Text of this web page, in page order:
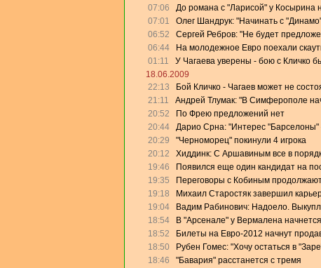
07:06
До романа с "Ларисой" у Косырина
07:01
Олег Шандрук: "Начинать с
06:52
Сергей Ребров: "Не будет
06:44
На молодежное Евро поехали
01:11
У Чагаева уверены - бою с Кличко
18.06.2009
22:13
Бой Кличко - Чагаев может не
21:11
Андрей Тлумак: "В Симферополе
20:52
По Фрею предложений нет
20:44
Дарио Срна: "Интерес "Барселоны"
20:29
"Черноморец" покинули 4 игрока
20:12
Хиддинк: С Аршавиным все в
19:46
Появился еще один кандидат на
19:35
Переговоры с Кобиным
19:18
Михаил Старостяк завершил
19:04
Вадим Рабинович: Надоело.
18:54
В "Арсенале" у Вермалена
18:52
Билеты на Евро-2012 начнут
18:50
Рубен Гомес: "Хочу остаться в
18:46
"Бавария" расстанется с тремя